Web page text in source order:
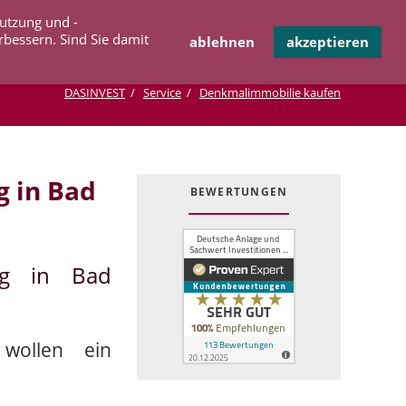
und -
Sind Sie damit
ablehnen akzeptieren
überspringen
KONTAKT
DASINVEST Service Denkmalimmobilie kaufen
in Bad
in Bad
ein
BEWERTUNGEN